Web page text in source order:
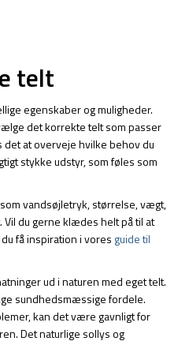
telt
egenskaber og muligheder.
det korrekte telt som passer
det at overveje hvilke behov du
stykke udstyr, som føles som
vandsøjletryk, størrelse, vægt,
du gerne klædes helt på til at
få inspiration i vores guide til
ud i naturen med eget telt.
sundhedsmæssige fordele.
kan det være gavnligt for
Det naturlige sollys og